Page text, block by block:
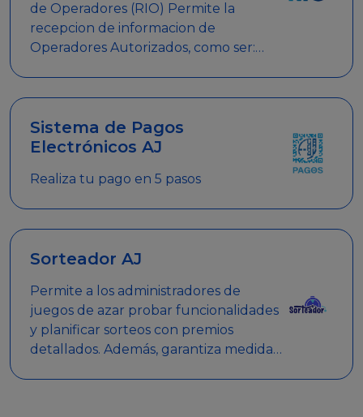
de Operadores (RIO) Permite la
recepcion de informacion de
Operadores Autorizados, como ser:
Sistema de Pagos
Electrónicos AJ
Realiza tu pago en 5 pasos
Sorteador AJ
Permite a los administradores de
juegos de azar probar funcionalidades
y planificar sorteos con premios
detallados. Además, garantiza medidas